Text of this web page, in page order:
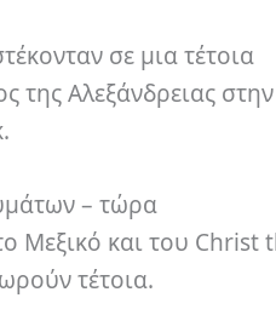
σε μια τέτοια
Αλεξάνδρειας στην
– τώρα
Μεξικό και του Christ
τέτοια.